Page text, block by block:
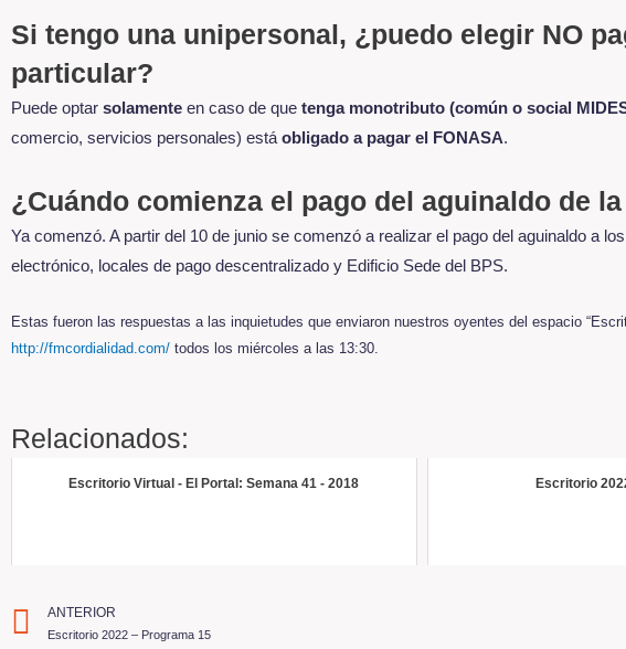
Si tengo una unipersonal, ¿puedo elegir NO
particular?
Puede optar solamente en caso de que tenga monotributo (común o social
comercio, servicios personales) está obligado a pagar el FONASA.
¿Cuándo comienza el pago del aguinaldo de
Ya comenzó. A partir del 10 de junio se comenzó a realizar el pago del aguinaldo a
electrónico, locales de pago descentralizado y Edificio Sede del BPS.
Estas fueron las respuestas a las inquietudes que enviaron nuestros oyentes del espacio
http://fmcordialidad.com/ todos los miércoles a las 13:30.
Relacionados:
Escritorio Virtual - El Portal: Semana 41 - 2018 Escritorio
ANTERIOR
Escritorio 2022 – Programa 15